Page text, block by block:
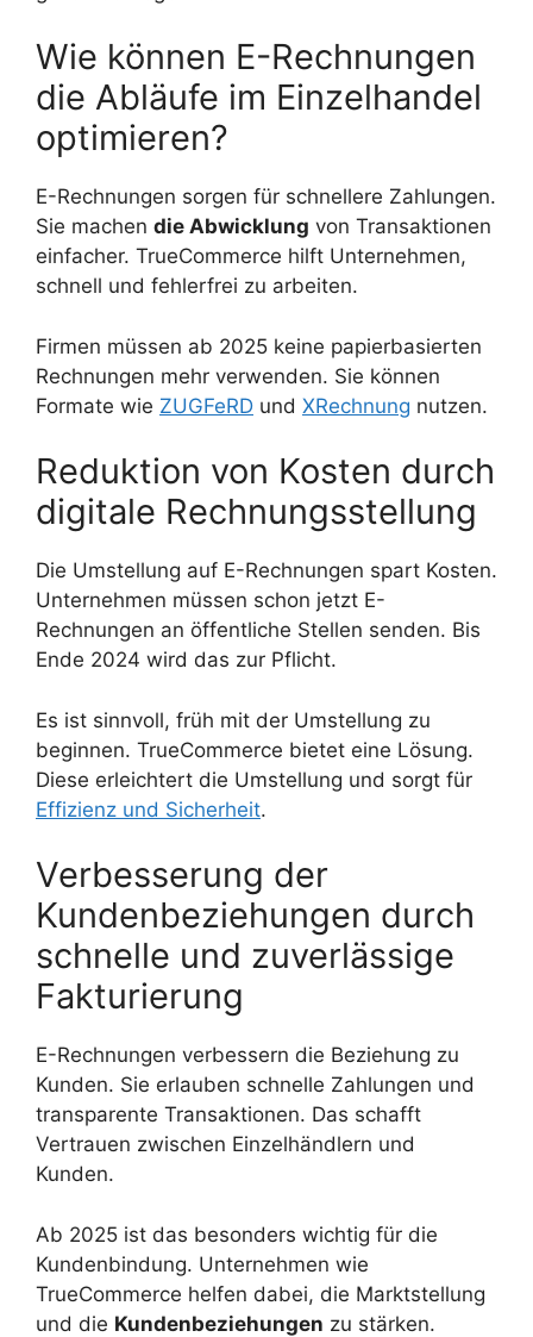
Wie können E-Rechnungen
die Abläufe im Einzelhandel
optimieren?
E-Rechnungen sorgen für schnellere Zahlungen.
Sie machen die Abwicklung von Transaktionen
einfacher. TrueCommerce hilft Unternehmen,
schnell und fehlerfrei zu arbeiten.
Firmen müssen ab 2025 keine papierbasierten
Rechnungen mehr verwenden. Sie können
Formate wie ZUGFeRD und XRechnung nutzen.
Reduktion von Kosten durch
digitale Rechnungsstellung
Die Umstellung auf E-Rechnungen spart Kosten.
Unternehmen müssen schon jetzt E-
Rechnungen an öffentliche Stellen senden. Bis
Ende 2024 wird das zur Pflicht.
Es ist sinnvoll, früh mit der Umstellung zu
beginnen. TrueCommerce bietet eine Lösung.
Diese erleichtert die Umstellung und sorgt für
Effizienz und Sicherheit.
Verbesserung der
Kundenbeziehungen durch
schnelle und zuverlässige
Fakturierung
E-Rechnungen verbessern die Beziehung zu
Kunden. Sie erlauben schnelle Zahlungen und
transparente Transaktionen. Das schafft
Vertrauen zwischen Einzelhändlern und
Kunden.
Ab 2025 ist das besonders wichtig für die
Kundenbindung. Unternehmen wie
TrueCommerce helfen dabei, die Marktstellung
und die Kundenbeziehungen zu stärken.